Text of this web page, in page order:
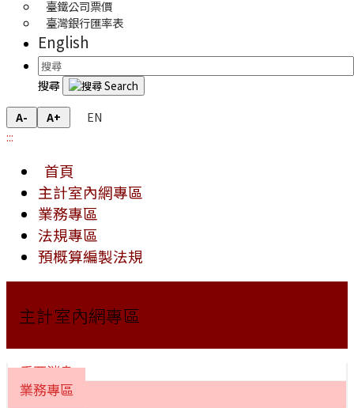
臺鐵公司票價
臺灣銀行匯率表
English
搜尋
A- A+
EN
:::
首頁
主計室內網專區
業務專區
法規專區
預概算編製法規
主計室內網專區
重要消息
業務專區